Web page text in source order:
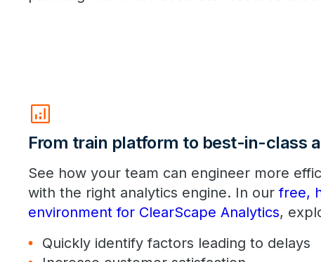
analytics
From train platform to best-in-class
See how your team can engineer more
with the right analytics engine. In ourfree,
environment for ClearScape Analytics,
Quickly identify factors leading to delays